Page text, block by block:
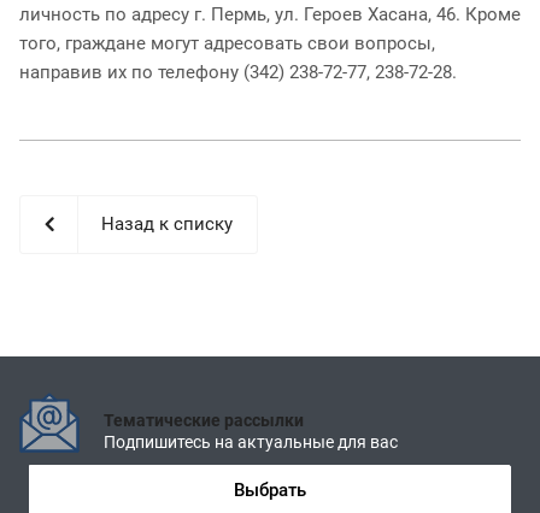
личность по адресу г. Пермь, ул. Героев Хасана, 46. Кроме
того, граждане могут адресовать свои вопросы,
направив их по телефону (342) 238-72-77, 238-72-28.
Назад к списку
Тематические рассылки
Подпишитесь на актуальные для вас
Выбрать